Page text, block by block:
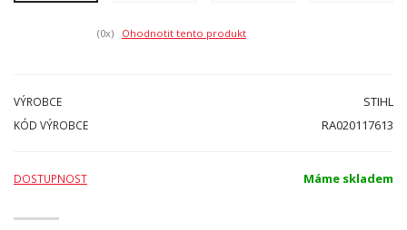
(0x) Ohodnotit tento produkt
VÝROBCE STIHL
KÓD VÝROBCE RA020117613
DOSTUPNOST Máme skladem